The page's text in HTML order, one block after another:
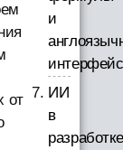
от
и
ИИ
в
разработке